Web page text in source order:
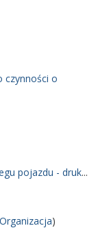
czynności o
pojazdu - druk...
Organizacja)